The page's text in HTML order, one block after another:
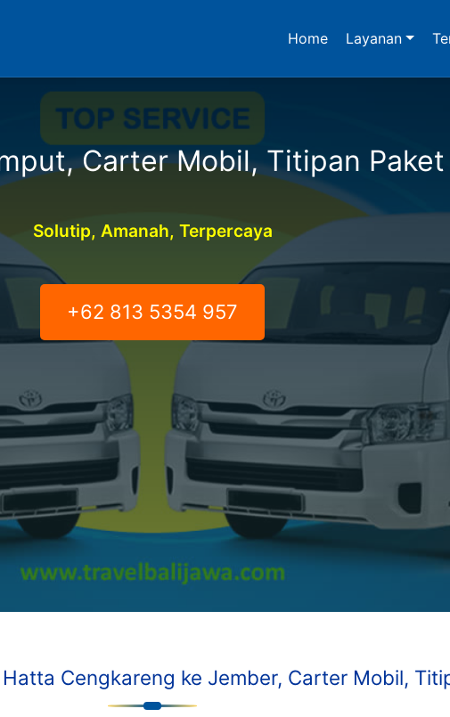
Home Layanan
Carter Mobil, Titipan
Solutip, Amanah, Terpercaya
+62 813 5354 957
Cengkareng ke Jember, Carter Mobil,